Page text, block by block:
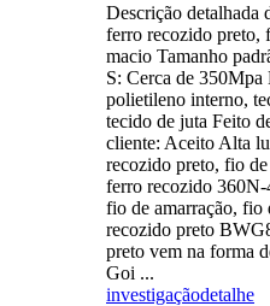
Descrição detalhada
ferro recozido preto,
macio Tamanho
S: Cerca de
polietileno interno,
tecido de juta Feito
cliente: Aceito Alta
recozido preto, fio
ferro recozido
fio de amarração, fio
recozido preto
preto vem na forma
Goi ...
investigaçãodetalhe